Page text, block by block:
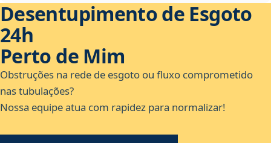
Desentupimento de Esgoto
24h
Perto de Mim
Obstruções na rede de esgoto ou fluxo comprometido
nas tubulações?
Nossa equipe atua com rapidez para normalizar!